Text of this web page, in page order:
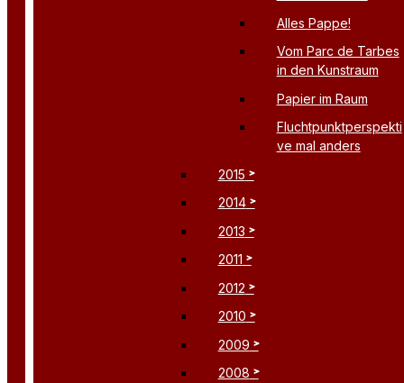
Alles Pappe!
Vom Parc de Tarbes
in den Kunstraum
Papier im Raum
Fluchtpunktperspekti
ve mal anders
2015
2014
2013
2011
2012
2010
2009
2008